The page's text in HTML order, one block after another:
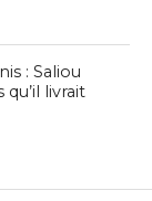
: Saliou
livrait